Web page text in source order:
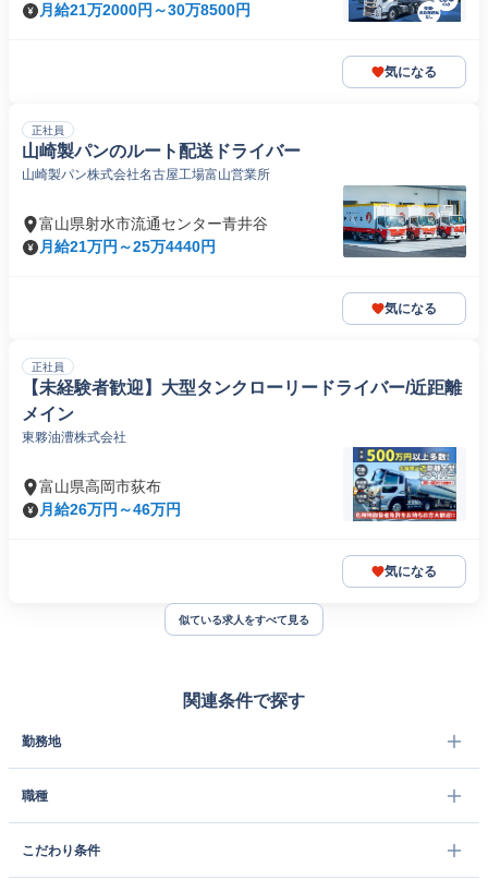
月給21万2000円～30万8500円
気になる
正社員
山崎製パンのルート配送ドライバー
山崎製パン株式会社名古屋工場富山営業所
富山県射水市流通センター青井谷
月給21万円～25万4440円
気になる
正社員
【未経験者歓迎】大型タンクローリードライバー/近距離
メイン
東夥油漕株式会社
富山県高岡市荻布
月給26万円～46万円
気になる
似ている求人をすべて見る
関連条件で探す
勤務地
職種
こだわり条件